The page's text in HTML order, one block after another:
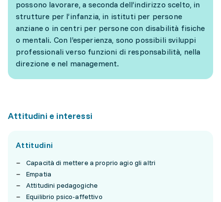
possono lavorare, a seconda dell’indirizzo scelto, in
strutture per l’infanzia, in istituti per persone
anziane o in centri per persone con disabilità fisiche
o mentali. Con l’esperienza, sono possibili sviluppi
professionali verso funzioni di responsabilità, nella
direzione e nel management.
Attitudini e interessi
Attitudini
Capacità di mettere a proprio agio gli altri
Empatia
Attitudini pedagogiche
Equilibrio psico-affettivo